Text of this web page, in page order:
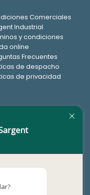
Comerciales
Industrial
y condiciones
online
Frecuentes
de despacho
de privacidad